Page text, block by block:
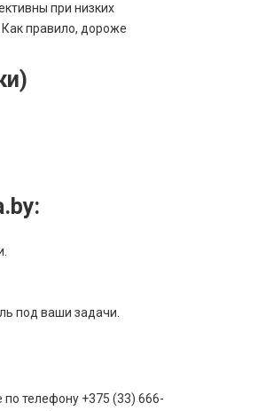
при низких
правило, дороже
под ваши задачи.
телефону +375 (33) 666-